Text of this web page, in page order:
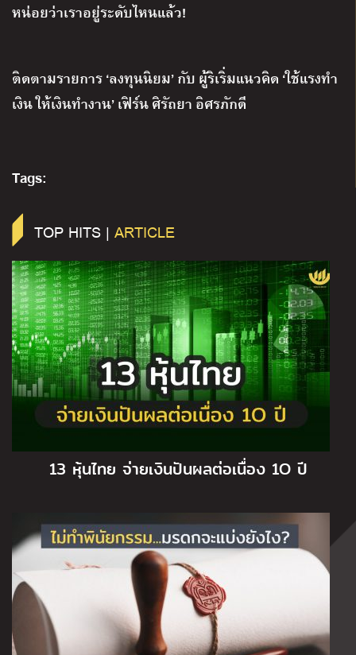
หน่อยว่าเราอยู่ระดับไหนแล้ว!
ติดตามรายการ ‘ลงทุนนิยม’ กับ ผู้ริเริ่มแนวคิด ‘ใช้แรงทำ
เงิน ให้เงินทำงาน’ เฟิร์น ศิรัถยา อิศรภักดี
Tags:
TOP HITS | ARTICLE
13 หุ้นไทย จ่ายเงินปันผลต่อเนื่อง 1O ปี